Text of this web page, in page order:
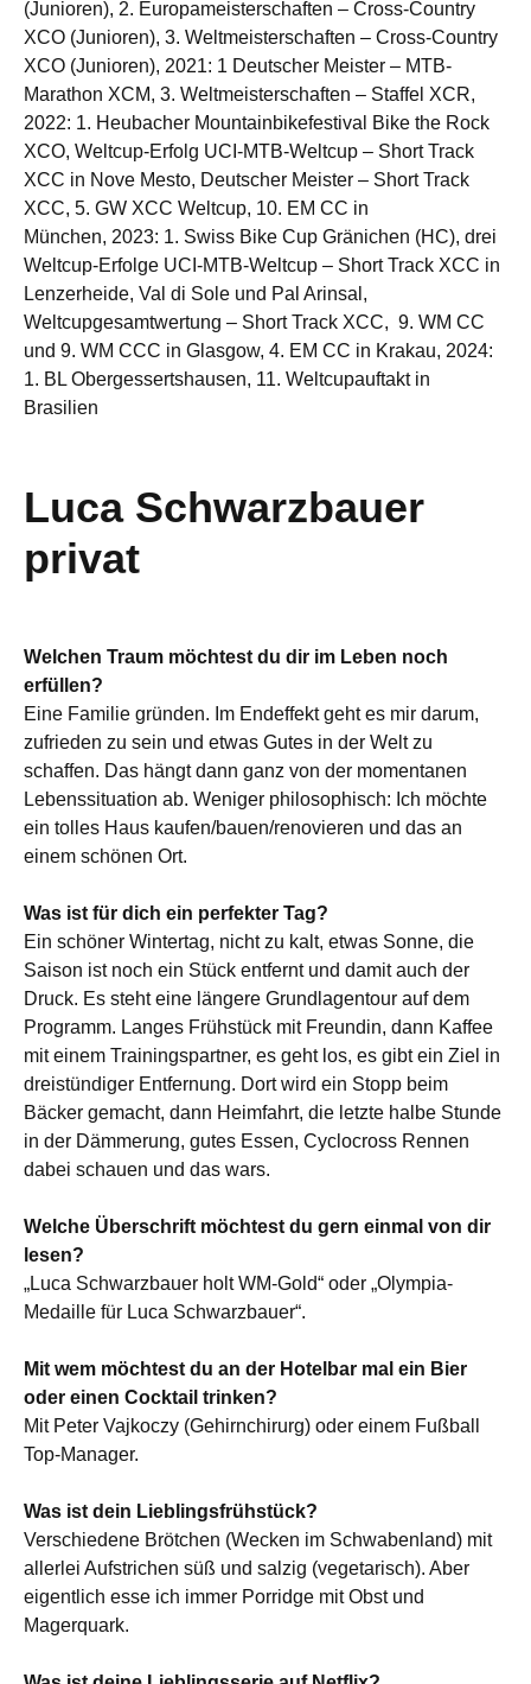
(Junioren), 2. Europameisterschaften – Cross-Country
XCO (Junioren), 3. Weltmeisterschaften – Cross-Country
XCO (Junioren), 2021: 1 Deutscher Meister – MTB-
Marathon XCM, 3. Weltmeisterschaften – Staffel XCR,
2022: 1. Heubacher Mountainbikefestival Bike the Rock
XCO, Weltcup-Erfolg UCI-MTB-Weltcup – Short Track
XCC in Nove Mesto, Deutscher Meister – Short Track
XCC, 5. GW XCC Weltcup, 10. EM CC in
München, 2023: 1. Swiss Bike Cup Gränichen (HC), drei
Weltcup-Erfolge UCI-MTB-Weltcup – Short Track XCC in
Lenzerheide, Val di Sole und Pal Arinsal,
Weltcupgesamtwertung – Short Track XCC, 9. WM CC
und 9. WM CCC in Glasgow, 4. EM CC in Krakau, 2024:
1. BL Obergessertshausen, 11. Weltcupauftakt in
Brasilien
Luca Schwarzbauer
privat
Welchen Traum möchtest du dir im Leben noch
erfüllen?
Eine Familie gründen. Im Endeffekt geht es mir darum,
zufrieden zu sein und etwas Gutes in der Welt zu
schaffen. Das hängt dann ganz von der momentanen
Lebenssituation ab. Weniger philosophisch: Ich möchte
ein tolles Haus kaufen/bauen/renovieren und das an
einem schönen Ort.
Was ist für dich ein perfekter Tag?
Ein schöner Wintertag, nicht zu kalt, etwas Sonne, die
Saison ist noch ein Stück entfernt und damit auch der
Druck. Es steht eine längere Grundlagentour auf dem
Programm. Langes Frühstück mit Freundin, dann Kaffee
mit einem Trainingspartner, es geht los, es gibt ein Ziel in
dreistündiger Entfernung. Dort wird ein Stopp beim
Bäcker gemacht, dann Heimfahrt, die letzte halbe Stunde
in der Dämmerung, gutes Essen, Cyclocross Rennen
dabei schauen und das wars.
Welche Überschrift möchtest du gern einmal von dir
lesen?
„Luca Schwarzbauer holt WM-Gold“ oder „Olympia-
Medaille für Luca Schwarzbauer“.
Mit wem möchtest du an der Hotelbar mal ein Bier
oder einen Cocktail trinken?
Mit Peter Vajkoczy (Gehirnchirurg) oder einem Fußball
Top-Manager.
Was ist dein Lieblingsfrühstück?
Verschiedene Brötchen (Wecken im Schwabenland) mit
allerlei Aufstrichen süß und salzig (vegetarisch). Aber
eigentlich esse ich immer Porridge mit Obst und
Magerquark.